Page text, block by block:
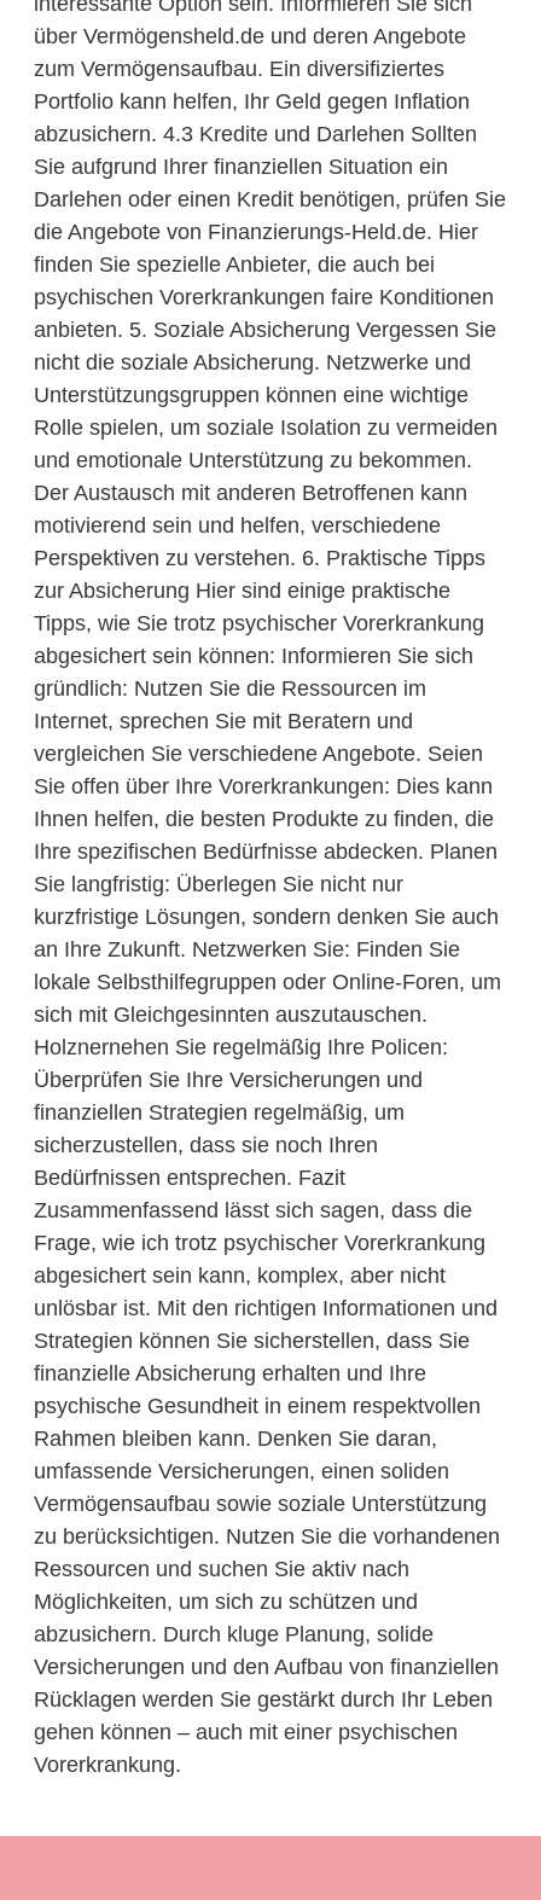
über Vermögensheld.de und deren Angebote
zum Vermögensaufbau. Ein diversifiziertes
Portfolio kann helfen, Ihr Geld gegen Inflation
abzusichern. 4.3 Kredite und Darlehen Sollten
Sie aufgrund Ihrer finanziellen Situation ein
Darlehen oder einen Kredit benötigen, prüfen Sie
die Angebote von Finanzierungs-Held.de. Hier
finden Sie spezielle Anbieter, die auch bei
psychischen Vorerkrankungen faire Konditionen
anbieten. 5. Soziale Absicherung Vergessen Sie
nicht die soziale Absicherung. Netzwerke und
Unterstützungsgruppen können eine wichtige
Rolle spielen, um soziale Isolation zu vermeiden
und emotionale Unterstützung zu bekommen.
Der Austausch mit anderen Betroffenen kann
motivierend sein und helfen, verschiedene
Perspektiven zu verstehen. 6. Praktische Tipps
zur Absicherung Hier sind einige praktische
Tipps, wie Sie trotz psychischer Vorerkrankung
abgesichert sein können: Informieren Sie sich
gründlich: Nutzen Sie die Ressourcen im
Internet, sprechen Sie mit Beratern und
vergleichen Sie verschiedene Angebote. Seien
Sie offen über Ihre Vorerkrankungen: Dies kann
Ihnen helfen, die besten Produkte zu finden, die
Ihre spezifischen Bedürfnisse abdecken. Planen
Sie langfristig: Überlegen Sie nicht nur
kurzfristige Lösungen, sondern denken Sie auch
an Ihre Zukunft. Netzwerken Sie: Finden Sie
lokale Selbsthilfegruppen oder Online-Foren, um
sich mit Gleichgesinnten auszutauschen.
Holznernehen Sie regelmäßig Ihre Policen:
Überprüfen Sie Ihre Versicherungen und
finanziellen Strategien regelmäßig, um
sicherzustellen, dass sie noch Ihren
Bedürfnissen entsprechen. Fazit
Zusammenfassend lässt sich sagen, dass die
Frage, wie ich trotz psychischer Vorerkrankung
abgesichert sein kann, komplex, aber nicht
unlösbar ist. Mit den richtigen Informationen und
Strategien können Sie sicherstellen, dass Sie
finanzielle Absicherung erhalten und Ihre
psychische Gesundheit in einem respektvollen
Rahmen bleiben kann. Denken Sie daran,
umfassende Versicherungen, einen soliden
Vermögensaufbau sowie soziale Unterstützung
zu berücksichtigen. Nutzen Sie die vorhandenen
Ressourcen und suchen Sie aktiv nach
Möglichkeiten, um sich zu schützen und
abzusichern. Durch kluge Planung, solide
Versicherungen und den Aufbau von finanziellen
Rücklagen werden Sie gestärkt durch Ihr Leben
gehen können – auch mit einer psychischen
Vorerkrankung.